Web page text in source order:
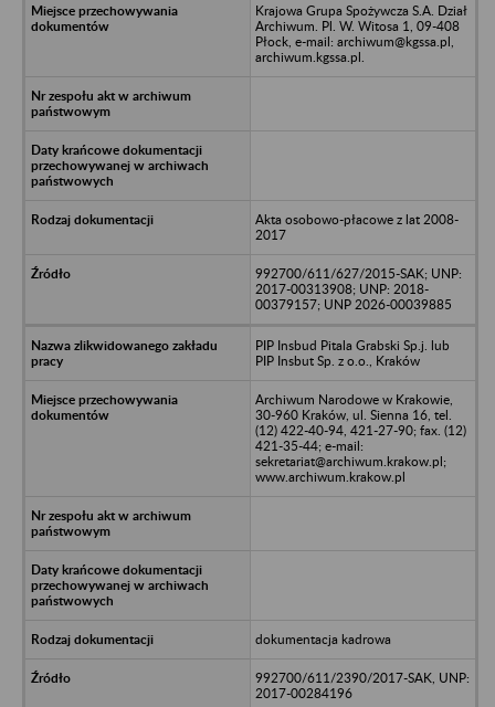
Krajowa Grupa Spożywcza S.A. Dział
Archiwum. Pl. W. Witosa 1, 09-408
Płock, e-mail: archiwum@kgssa.pl,
archiwum.kgssa.pl.
Akta osobowo-płacowe z lat 2008-
2017
992700/611/627/2015-SAK; UNP:
2017-00313908; UNP: 2018-
00379157; UNP 2026-00039885
PIP Insbud Pitala Grabski Sp.j. lub
PIP Insbut Sp. z o.o., Kraków
Archiwum Narodowe w Krakowie,
30-960 Kraków, ul. Sienna 16, tel.
(12) 422-40-94, 421-27-90; fax. (12)
421-35-44; e-mail:
sekretariat@archiwum.krakow.pl;
www.archiwum.krakow.pl
dokumentacja kadrowa
992700/611/2390/2017-SAK, UNP:
2017-00284196